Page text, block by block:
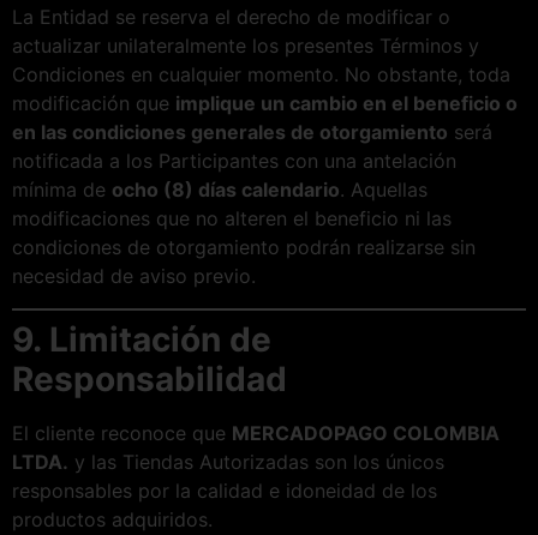
La Entidad se reserva el derecho de modificar o
actualizar unilateralmente los presentes Términos y
Condiciones en cualquier momento. No obstante, toda
modificación que implique un cambio en el beneficio o
en las condiciones generales de otorgamiento será
notificada a los Participantes con una antelación
mínima de ocho (8) días calendario. Aquellas
modificaciones que no alteren el beneficio ni las
condiciones de otorgamiento podrán realizarse sin
necesidad de aviso previo.
9. Limitación de
Responsabilidad
El cliente reconoce que MERCADOPAGO COLOMBIA
LTDA. y las Tiendas Autorizadas son los únicos
responsables por la calidad e idoneidad de los
productos adquiridos.